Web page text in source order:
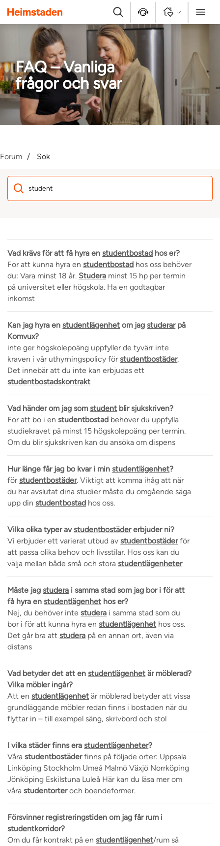
Heimstaden
Sök Kontakt Logga in Meny
FAQ – Vanliga
frågor och svar
Forum Sök
Vad krävs för att få hyra en studentbostad hos er?
För att kunna hyra en studentbostad hos oss behöver
du: Vara minst 18 år. Studera minst 15 hp per termin
på universitet eller högskola. Ha en godtagbar
inkomst
Kan jag hyra en studentlägenhet om jag studerarpå
Komvux?
inte ger högskolepoäng uppfyller de tyvärr inte
kraven i vår uthyrningspolicy för studentbostäder.
Det innebär att du inte kan erbjudas ett
studentbostadskontrakt
Vad händer om jag som student blir sjukskriven?
För att bo i en studentbostad behöver du uppfylla
studiekravet på minst 15 högskolepoäng per termin.
Om du blir sjukskriven kan du ansöka om dispens
Hur länge får jag bo kvar i min studentlägenhet?
för studentbostäder. Viktigt att komma ihåg att när
du har avslutat dina studier måste du omgående säga
upp din studentbostad hos oss.
Vilka olika typer av studentbostädererbjuder ni?
Vi erbjuder ett varierat utbud av studentbostäderför
att passa olika behov och livsstilar. Hos oss kan du
välja mellan både små och stora studentlägenheter
Måste jag studera i samma stad som jag bor i för att
få hyra en studentlägenhet hos er?
Nej, du behöver inte studera i samma stad som du
bor i för att kunna hyra en studentlägenhet hos oss.
Det går bra att studera på en annan ort, även via
distans
Vad betyder det att en studentlägenhet är möblerad?
Vilka möbler ingår?
Att en studentlägenhet är möblerad betyder att vissa
grundläggande möbler redan finns i bostaden när du
flyttar in – till exempel säng, skrivbord och stol
I vilka städer finns era studentlägenheter?
Våra studentbostäderfinns på följade orter: Uppsala
Linköping Stockholm Umeå Malmö Växjö Norrköping
Jönköping Eskilstuna Luleå Här kan du läsa mer om
våra studentorteroch boendeformer.
Försvinner registreringstiden om jag får rum i
studentkorridor?
Om du får kontrakt på en studentlägenhet/rum så